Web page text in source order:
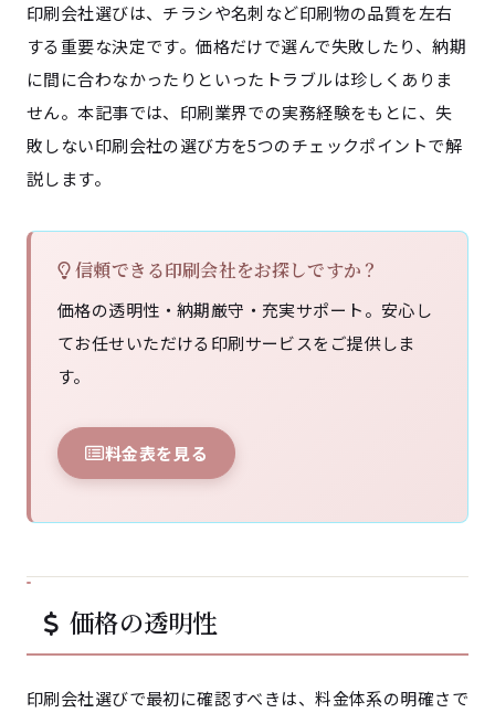
印刷会社選びは、チラシや名刺など印刷物の品質を左右
する重要な決定です。価格だけで選んで失敗したり、納期
に間に合わなかったりといったトラブルは珍しくありま
せん。本記事では、印刷業界での実務経験をもとに、失
敗しない印刷会社の選び方を5つのチェックポイントで解
説します。
信頼できる印刷会社をお探しですか？
価格の透明性・納期厳守・充実サポート。安心し
てお任せいただける印刷サービスをご提供しま
す。
料金表を見る
価格の透明性
印刷会社選びで最初に確認すべきは、料金体系の明確さで